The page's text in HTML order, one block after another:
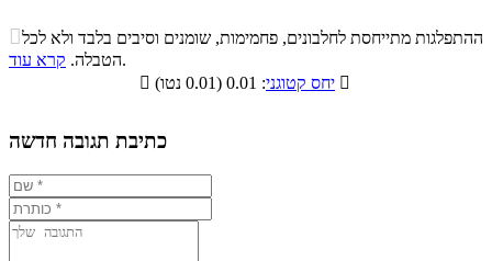
התפלגות ערך תזונתי במתכון
סיבים
תזונתיים
שומנים חלבונים
22.7% 70.5%
ההתפלגות מתייחסת לחלבונים, פחמימות, שומנים וסיבים בלבד ולא לכל
הטבלה. קרא עוד
.

יחס קטוגני 
כתיבת תגובה חדשה